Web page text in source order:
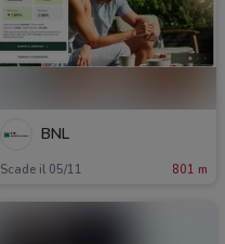
BNL
Scade il 05/11 801 m